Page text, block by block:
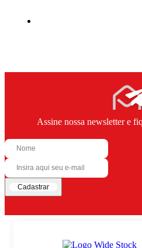
Assine nossa newsletter e
Cadastrar